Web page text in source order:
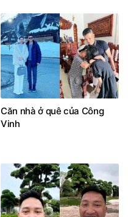
Căn nhà ở quê của Công
Vinh